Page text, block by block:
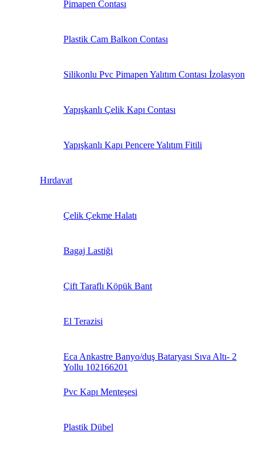
Pimapen Contası
Plastik Cam Balkon Contası
Silikonlu Pvc Pimapen Yalıtım Contası İzolasyon
Yapışkanlı Çelik Kapı Contası
Yapışkanlı Kapı Pencere Yalıtım Fitili
Hırdavat
Çelik Çekme Halatı
Bagaj Lastiği
Çift Taraflı Köpük Bant
El Terazisi
Eca Ankastre Banyo/duş Bataryası Sıva Altı- 2
Yollu 102166201
Pvc Kapı Menteşesi
Plastik Dübel